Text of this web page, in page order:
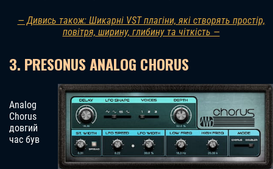
— Дивись також: Шикарні VST плагіни, які створять простір,
повітря, ширину, глибину та чіткість —
3. PRESONUS ANALOG CHORUS
Analog
Chorus
довгий
час був